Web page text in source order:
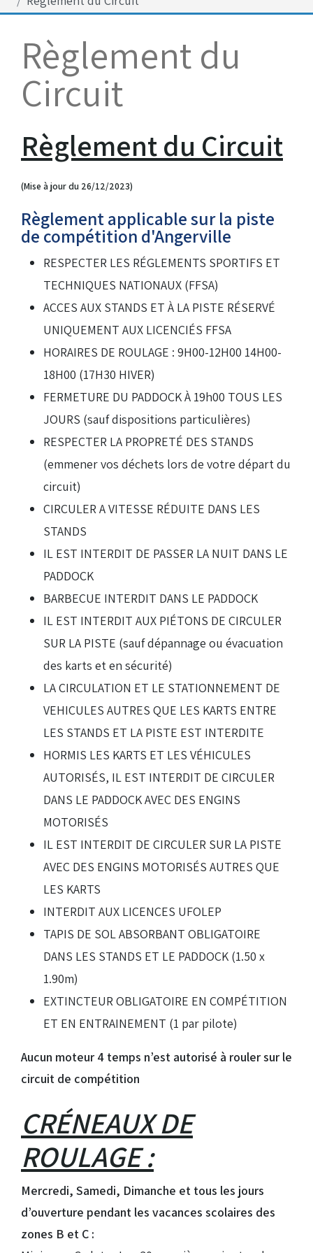
Règlement du
Circuit
Règlement du Circuit
(Mise à jour du 26/12/2023)
Règlement applicable sur la piste
de compétition d'Angerville
RESPECTER LES RÉGLEMENTS SPORTIFS ET
TECHNIQUES NATIONAUX (FFSA)
ACCES AUX STANDS ET À LA PISTE RÉSERVÉ
UNIQUEMENT AUX LICENCIÉS FFSA
HORAIRES DE ROULAGE : 9H00-12H00 14H00-
18H00 (17H30 HIVER)
FERMETURE DU PADDOCK À 19h00 TOUS LES
JOURS (sauf dispositions particulières)
RESPECTER LA PROPRETÉ DES STANDS
(emmener vos déchets lors de votre départ du
circuit)
CIRCULER A VITESSE RÉDUITE DANS LES
STANDS
IL EST INTERDIT DE PASSER LA NUIT DANS LE
PADDOCK
BARBECUE INTERDIT DANS LE PADDOCK
IL EST INTERDIT AUX PIÉTONS DE CIRCULER
SUR LA PISTE (sauf dépannage ou évacuation
des karts et en sécurité)
LA CIRCULATION ET LE STATIONNEMENT DE
VEHICULES AUTRES QUE LES KARTS ENTRE
LES STANDS ET LA PISTE EST INTERDITE
HORMIS LES KARTS ET LES VÉHICULES
AUTORISÉS, IL EST INTERDIT DE CIRCULER
DANS LE PADDOCK AVEC DES ENGINS
MOTORISÉS
IL EST INTERDIT DE CIRCULER SUR LA PISTE
AVEC DES ENGINS MOTORISÉS AUTRES QUE
LES KARTS
INTERDIT AUX LICENCES UFOLEP
TAPIS DE SOL ABSORBANT OBLIGATOIRE
DANS LES STANDS ET LE PADDOCK (1.50 x
1.90m)
EXTINCTEUR OBLIGATOIRE EN COMPÉTITION
ET EN ENTRAINEMENT (1 par pilote)
Aucun moteur 4 temps n’est autorisé à rouler sur le
circuit de compétition
CRÉNEAUX DE
ROULAGE :
Mercredi, Samedi, Dimanche et tous les jours
d’ouverture pendant les vacances scolaires des
zones B et C :
Bénévoles
Les 50 ans du club
Dons aux associations
Vue aérienne
Chronos et Rapports
Horaires d'ouverture
Equipements Vidéo
Droits de piste